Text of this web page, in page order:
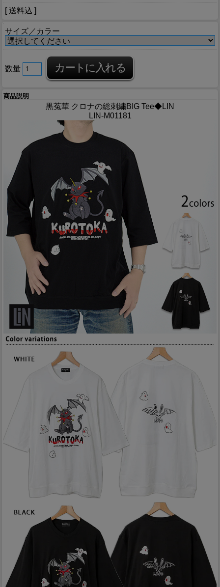
[ 送料込 ]
サイズ／カラー
数量
商品説明
黒菟華 クロナの総刺繍BIG Tee◆LIN
LIN-M01181